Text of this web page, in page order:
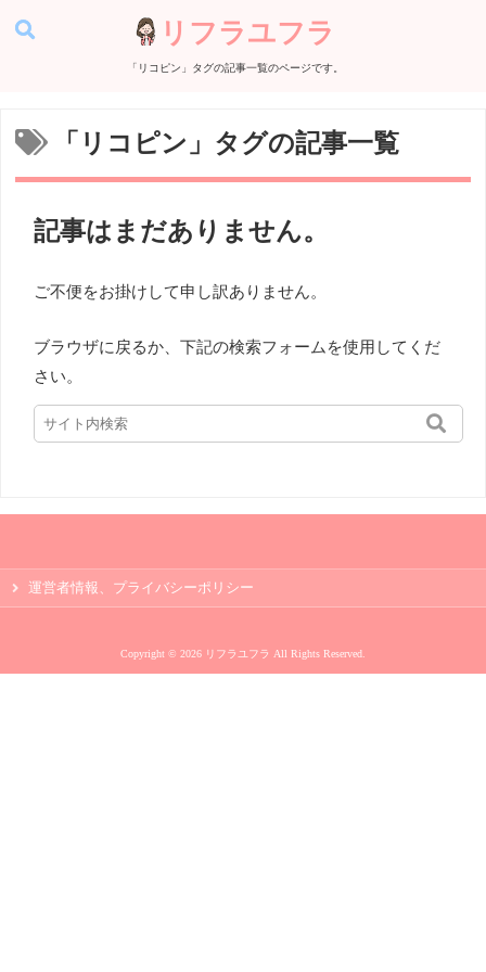
リフラユフラ
「 リコピン 」タグの記事一覧のページです。
「 リコピン 」タグの記事一覧
記事はまだありません。
ご不便をお掛けして申し訳ありません。
ブラウザに戻るか、下記の検索フォームを使用してくだ
さい。
運営者情報、プライバシーポリシー
Copyright © 2026 リフラユフラ All Rights Reserved.